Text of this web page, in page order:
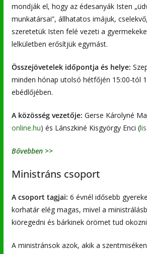
mondják el, hogy az édesanyák Isten
munkatársai”, állhatatos imájuk,
szeretetük Isten felé vezeti a
lelkületben erősítjük egymást.
Összejövetelek időpontja és helye:
minden hónap utolsó hétfőjén 15:00-tól
ebédlőjében.
A közösség vezetője: Gerse Károlyné
online.hu) és Lánszkiné Kisgyörgy Enci (
Bővebben >>
Ministráns csoport
A csoport tagjai: 6 évnél idősebb
korhatár elég magas, mivel a
kiöregedni és bárkinek örömet tud
A ministránsok azok, akik a